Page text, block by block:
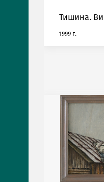
Тишина.
1999 г.